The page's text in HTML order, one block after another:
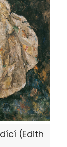
(Edith